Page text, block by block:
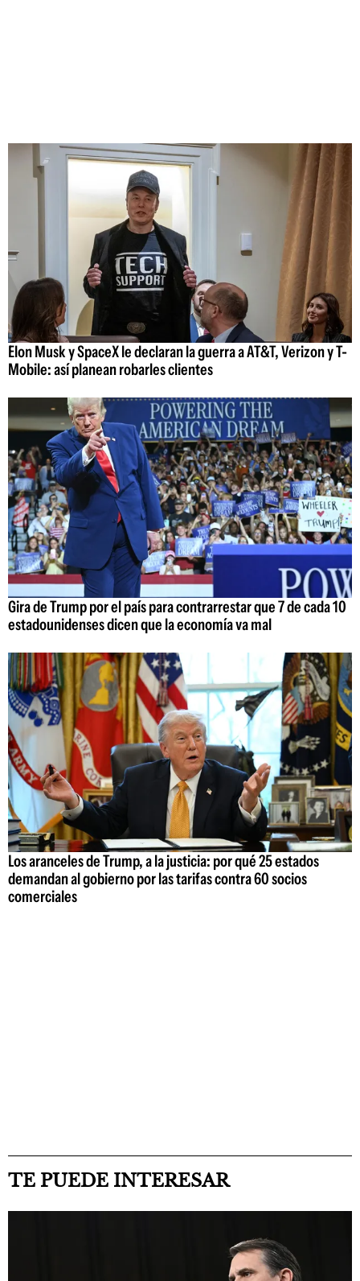
Elon Musk y SpaceX le declaran la guerra a AT&T, Verizon y T-
Mobile: así planean robarles clientes
Gira de Trump por el país para contrarrestar que 7 de cada 10
estadounidenses dicen que la economía va mal
Los aranceles de Trump, a la justicia: por qué 25 estados
demandan al gobierno por las tarifas contra 60 socios
comerciales
TE PUEDE INTERESAR